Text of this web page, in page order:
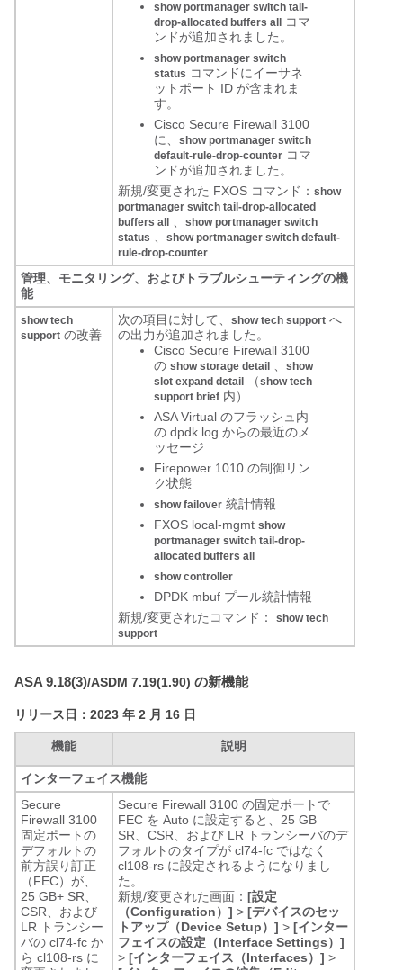
show portmanager switch tail-
drop-allocated buffers all
コマ
ンドが追加されました。
show portmanager switch
status コマンドにイーサネ
ットポート ID が含まれま
す。
Cisco Secure Firewall 3100
に、 show portmanager switch
default-rule-drop-counter コマ
ンドが追加されました。
新規/変更された FXOS コマンド： show
portmanager switch tail-drop-allocated
buffers all
show portmanager switch
status
show portmanager switch default-
rule-drop-counter
管理、モニタリング、およびトラブルシューティングの機
能
show tech
support の改善
次の項目に対して、 show tech support へ
の出力が追加されました。
Cisco Secure Firewall 3100
の show storage detail
show
slot expand detail
（show tech
support brief 内）
ASA Virtual のフラッシュ内
の dpdk.log からの最近のメ
ッセージ
Firepower 1010 の制御リン
ク状態
show failover 統計情報
FXOS local-mgmt show
portmanager switch tail-drop-
allocated buffers all
show controller
DPDK mbuf プール統計情報
新規/変更されたコマンド： show tech
support
ASA 9.18(3)/ASDM 7.19(1.90) の新機能
リリース日：2023 年 2 月 16 日
機能 説明
インターフェイス機能
Secure
Firewall 3100
固定ポートの
デフォルトの
前方誤り訂正
（FEC）が、
25 GB+ SR、
CSR、および
LR トランシー
バの cl74-fc か
ら cl108-rs に
Secure Firewall 3100 の固定ポートで
FEC を Auto に設定すると、25 GB
SR、CSR、および LR トランシーバのデ
フォルトのタイプが cl74-fc ではなく
cl108-rs に設定されるようになりまし
た。
新規/変更された画面： [設定
（Configuration）] > [デバイスのセッ
トアップ（Device Setup）] > [インター
フェイスの設定（Interface Settings）]
> [インターフェイス（Interfaces）] >